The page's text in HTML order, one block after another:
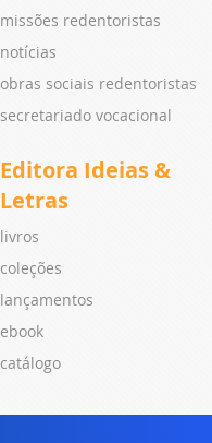
missões redentoristas
notícias
obras sociais redentoristas
secretariado vocacional
Editora Ideias &
Letras
livros
coleções
lançamentos
ebook
catálogo